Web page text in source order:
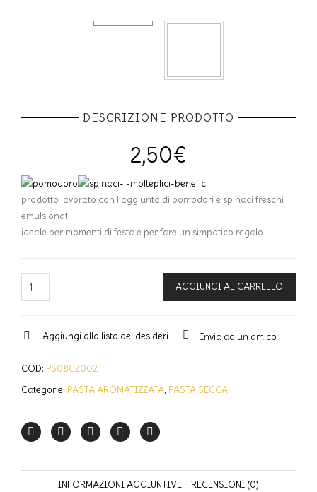
DESCRIZIONE PRODOTTO
2,50€
prodotto lavorato con l’aggiunta di pomodori e spinaci freschi
emulsionati
ideale per momenti di festa e per fare un simpatico regalo
AGGIUNGI AL CARRELLO
Aggiungi alla lista dei desideri Invia ad un amico
COD: PS08CZ002
Categorie: PASTA AROMATIZZATA, PASTA SECCA
INFORMAZIONI AGGIUNTIVE RECENSIONI (0)